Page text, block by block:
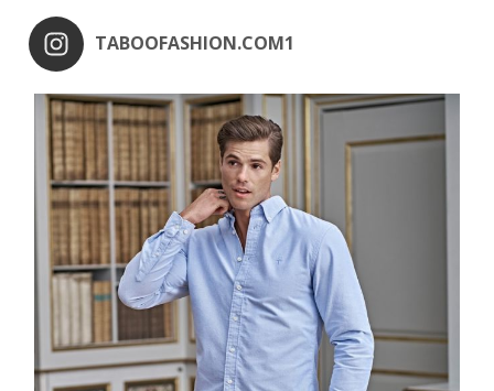
TABOOFASHION.COM1